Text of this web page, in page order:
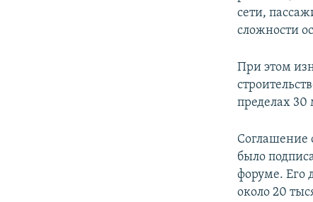
сети,
сложности
При этом
пределах 30
Соглашение
было
форуме. Его
около 20